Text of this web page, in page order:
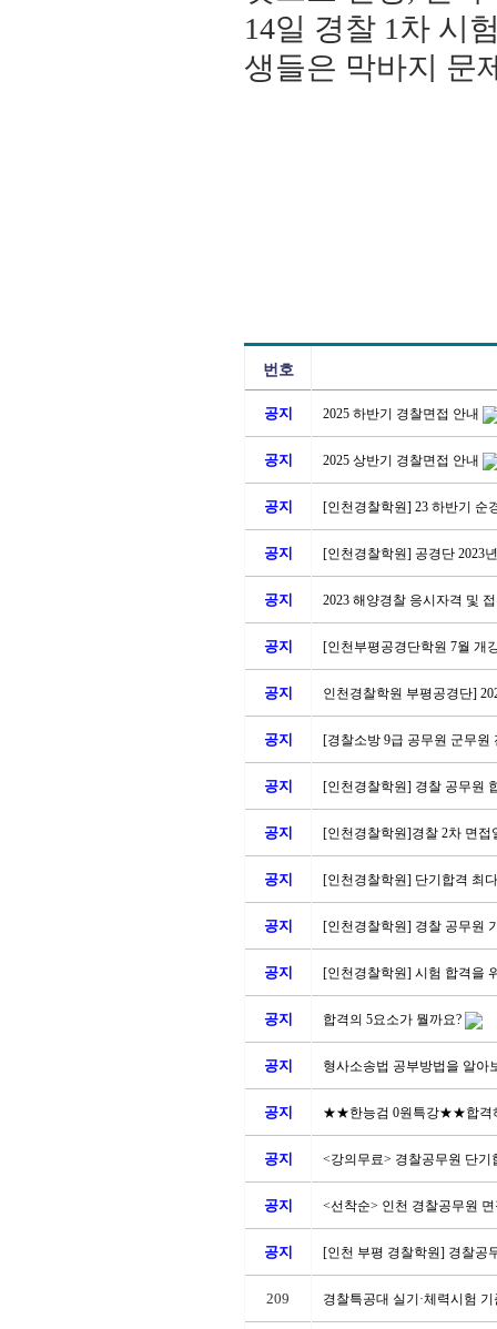
14일 경찰 1차 시
생들은 막바지 문
번호
공지 2025 하반기 경찰면접 안내
공지 2025 상반기 경찰면접 안내
공지 [인천경찰학원] 23 하반기 순
공지 [인천경찰학원] 공경단 2023
공지 2023 해양경찰 응시자격 및
공지 [인천부평공경단학원 7월 개
공지 인천경찰학원 부평공경단]
공지 [경찰소방 9급 공무원 군무
공지 [인천경찰학원] 경찰 공무원
공지 [인천경찰학원]경찰 2차 면
공지 [인천경찰학원] 단기합격 최
공지 [인천경찰학원] 경찰 공무원
공지 [인천경찰학원] 시험 합격을
공지 합격의 5요소가 뭘까요?
공지 형사소송법 공부방법을 알아
공지 ★★한능검 0원특강★★합격
공지 <강의무료> 경찰공무원 단
공지 <선착순> 인천 경찰공무원
공지 [인천 부평 경찰학원] 경찰공
209 경찰특공대 실기·체력시험